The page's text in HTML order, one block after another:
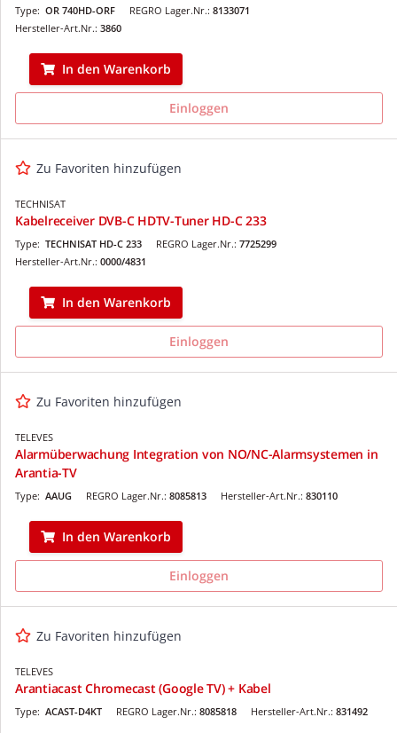
REGRO Lager.Nr.: 8133071
Type: OR 740HD-ORF
Hersteller-Art.Nr.: 3860
In den Warenkorb
Einloggen
Zu Favoriten hinzufügen
TECHNISAT
Kabelreceiver DVB-C HDTV-Tuner HD-C 233
REGRO Lager.Nr.: 7725299
Type: TECHNISAT HD-C 233
Hersteller-Art.Nr.: 0000/4831
In den Warenkorb
Einloggen
Zu Favoriten hinzufügen
TELEVES
Alarmüberwachung Integration von NO/NC-Alarmsystemen in
Arantia-TV
REGRO Lager.Nr.: 8085813
Type: AAUG Hersteller-Art.Nr.: 830110
In den Warenkorb
Einloggen
Zu Favoriten hinzufügen
TELEVES
Arantiacast Chromecast (Google TV) + Kabel
REGRO Lager.Nr.: 8085818
Type: ACAST-D4KT Hersteller-Art.Nr.: 831492